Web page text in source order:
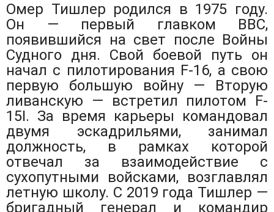
Омер Тишлер родился в 1975 году.
Он — первый главком ВВС,
появившийся на свет после Войны
Судного дня. Свой боевой путь он
начал с пилотирования F-16, а свою
первую большую войну — Вторую
ливанскую — встретил пилотом F-
15I. За время карьеры командовал
двумя эскадрильями, занимал
должность, в рамках которой
отвечал за взаимодействие с
сухопутными войсками, возглавлял
летную школу. С 2019 года Тишлер —
бригадный генерал и командир